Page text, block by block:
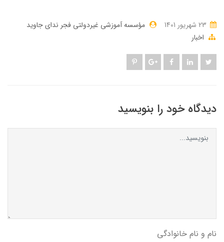
مؤسسه آموزشی غیردولتی فجر ندای جاوید
اخبار
دیدگاه خود را بنویسید
نام و نام خانوادگی